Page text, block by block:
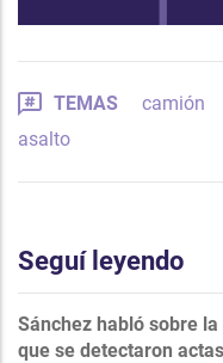
TEMAS camión
asalto
Seguí leyendo
Sánchez habló sobre
que se detectaron